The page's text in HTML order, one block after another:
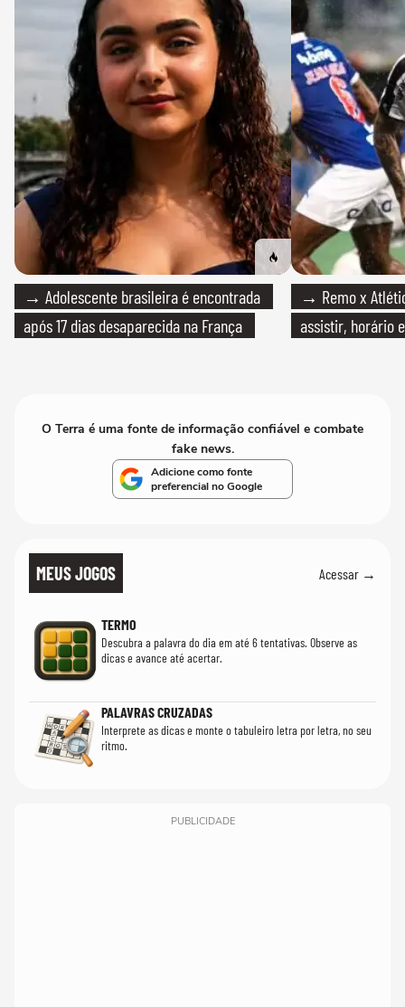
→ Adolescente brasileira é encontrada
após 17 dias desaparecida na França
→ Remo x
assistir, horário
O Terra é uma fonte de informação confiável e combate
fake news.
Adicione como fonte
preferencial no Google
MEUS JOGOS Acessar →
TERMO
Descubra a palavra do dia em até 6 tentativas. Observe as
dicas e avance até acertar.
PALAVRAS CRUZADAS
Interprete as dicas e monte o tabuleiro letra por letra, no seu
ritmo.
PUBLICIDADE